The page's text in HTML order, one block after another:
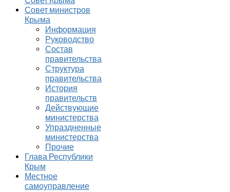
Совет министров
Крыма
Информация
Руководство
Состав
правительства
Структура
правительства
История
правительств
Действующие
министерства
Упраздненные
министерства
Прочие
Глава Республики
Крым
Местное
самоуправление